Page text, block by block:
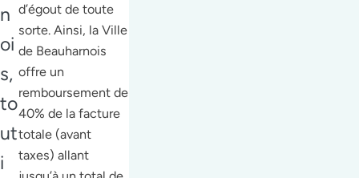
n
oi
s,
to
ut
i
d’égout de toute
sorte. Ainsi, la Ville
de Beauharnois
offre un
remboursement de
40% de la facture
totale (avant
taxes) allant